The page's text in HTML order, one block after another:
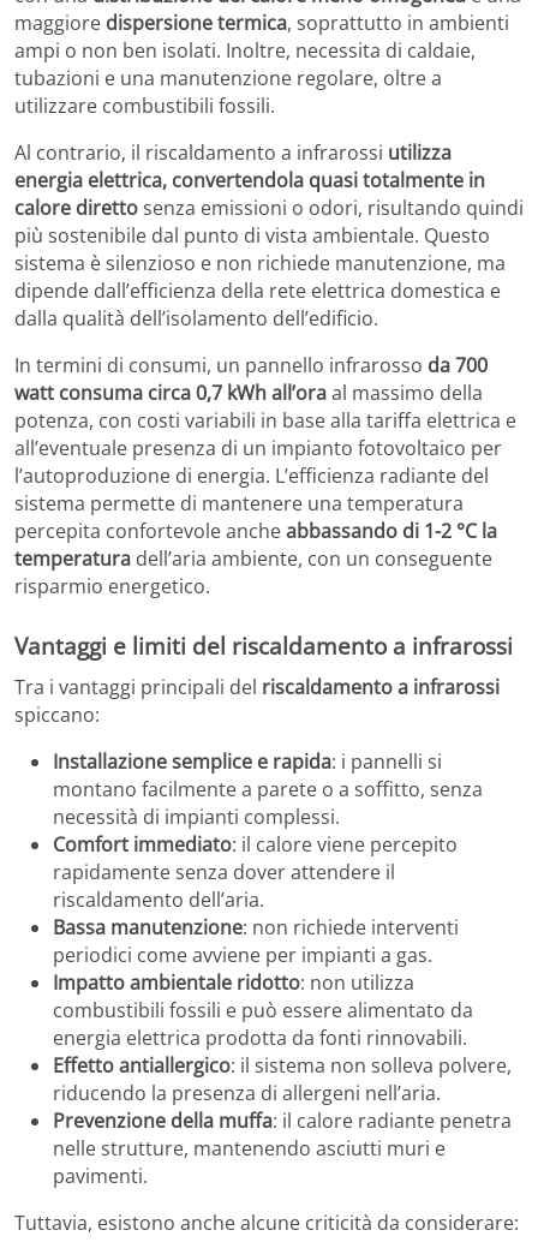
maggiore dispersione termica, soprattutto in ambienti
ampi o non ben isolati. Inoltre, necessita di caldaie,
tubazioni e una manutenzione regolare, oltre a
utilizzare combustibili fossili.
Al contrario, il riscaldamento a infrarossi utilizza
energia elettrica, convertendola quasi totalmente in
calore direttosenza emissioni o odori, risultando quindi
più sostenibile dal punto di vista ambientale. Questo
sistema è silenzioso e non richiede manutenzione, ma
dipende dall’efficienza della rete elettrica domestica e
dalla qualità dell’isolamento dell’edificio.
In termini di consumi, un pannello infrarosso da 700
watt consuma circa 0,7 kWh all’oraal massimo della
potenza, con costi variabili in base alla tariffa elettrica e
all’eventuale presenza di un impianto fotovoltaico per
l’autoproduzione di energia. L’efficienza radiante del
sistema permette di mantenere una temperatura
percepita confortevole ancheabbassando di 1-2 °C la
temperatura dell’aria ambiente, con un conseguente
risparmio energetico.
Vantaggi e limiti del riscaldamento a infrarossi
Tra i vantaggi principali del riscaldamento a infrarossi
spiccano:
Installazione semplice e rapida: i pannelli si
montano facilmente a parete o a soffitto, senza
necessità di impianti complessi.
Comfort immediato: il calore viene percepito
rapidamente senza dover attendere il
riscaldamento dell’aria.
Bassa manutenzione: non richiede interventi
periodici come avviene per impianti a gas.
Impatto ambientale ridotto: non utilizza
combustibili fossili e può essere alimentato da
energia elettrica prodotta da fonti rinnovabili.
Effetto antiallergico: il sistema non solleva polvere,
riducendo la presenza di allergeni nell’aria.
Prevenzione della muffa: il calore radiante penetra
nelle strutture, mantenendo asciutti muri e
pavimenti.
Tuttavia, esistono anche alcune criticità da considerare: